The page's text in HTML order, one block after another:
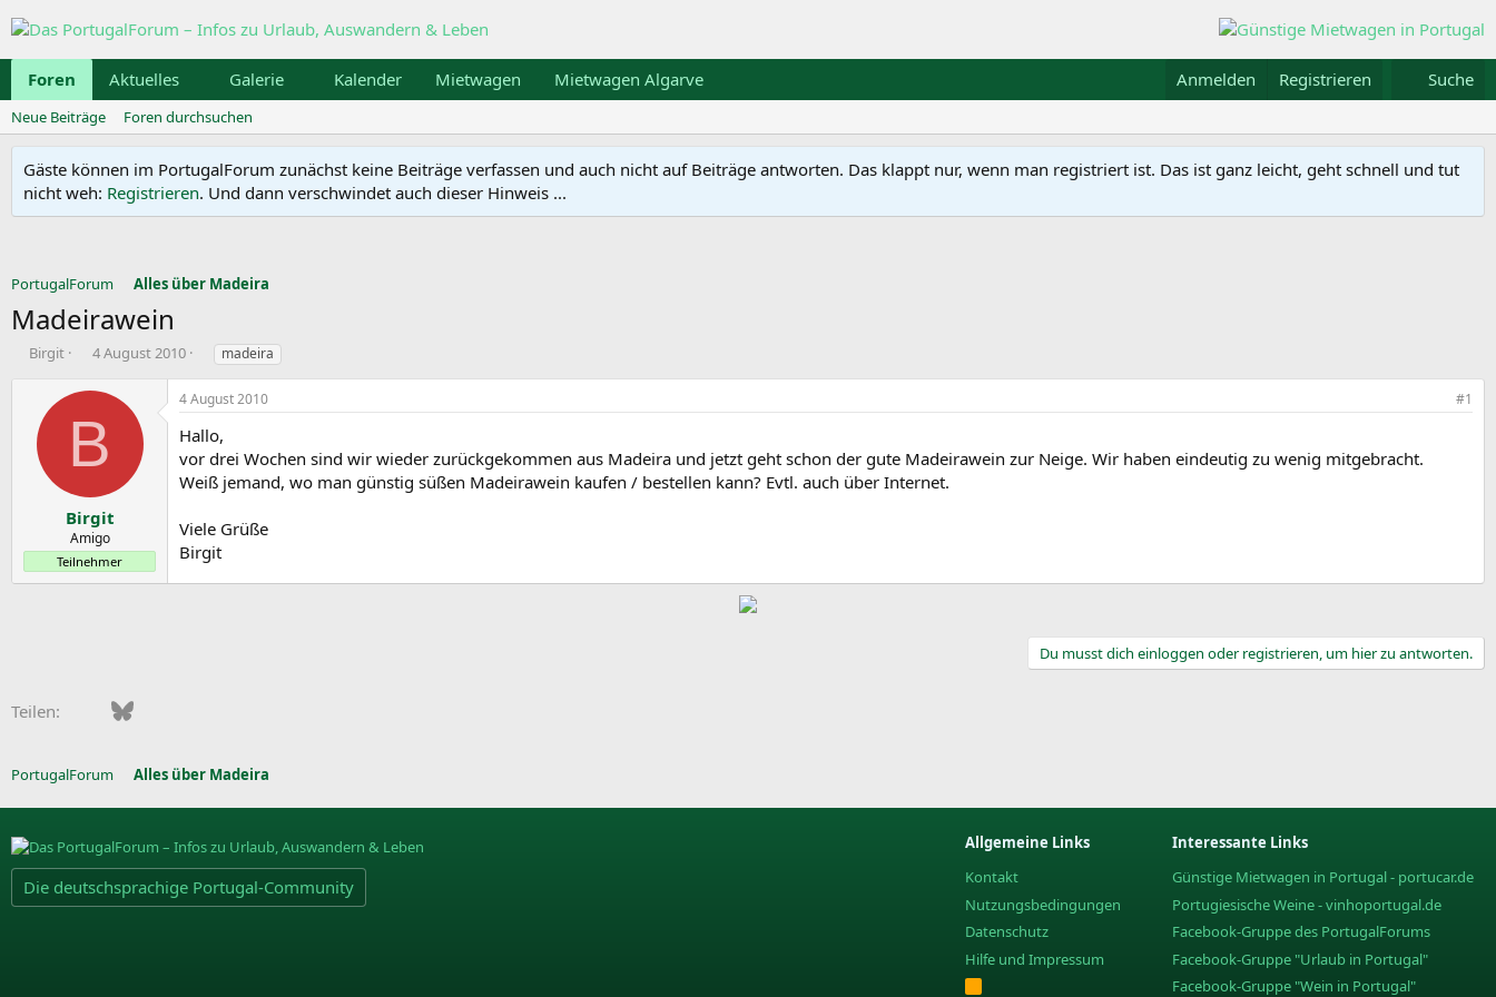
Foren Aktuelles Galerie Kalender Mietwagen Mietwagen Algarve Anmelden Registrieren Suche
Neue Beiträge Foren durchsuchen
Gäste können im PortugalForum zunächst keine Beiträge verfassen und auch nicht auf Beiträge antworten. Das klappt nur, wenn man registriert ist. Das ist ganz leicht, geht schnell und tut
nicht weh: Registrieren. Und dann verschwindet auch dieser Hinweis ...
PortugalForum Alles über Madeira
Madeirawein
E
Birgit
E
s
e
l
l
t
a
m
4 August 2010
S
h
l
a
g
w
o
t
e
madeira
B
Birgit
Amigo
Teilnehmer
4 August 2010 #1
Hallo,
vor drei Wochen sind wir wieder zurückgekommen aus Madeira und jetzt geht schon der gute Madeirawein zur Neige. Wir haben eindeutig zu wenig mitgebracht.
Weiß jemand, wo man günstig süßen Madeirawein kaufen / bestellen kann? Evtl. auch über Internet.
Viele Grüße
Birgit
Du musst dich einloggen oder registrieren, um hier zu antworten.
Teilen: FacebookBluesky
PortugalForum Alles über Madeira
Die deutschsprachige Portugal-Community
Allgemeine Links
Kontakt
Nutzungsbedingungen
Datenschutz
Hilfe und Impressum
R
Interessante Links
Günstige Mietwagen in Portugal - portucar.de
Portugiesische Weine - vinhoportugal.de
Facebook-Gruppe des PortugalForums
Facebook-Gruppe "Urlaub in Portugal"
Facebook-Gruppe "Wein in Portugal"